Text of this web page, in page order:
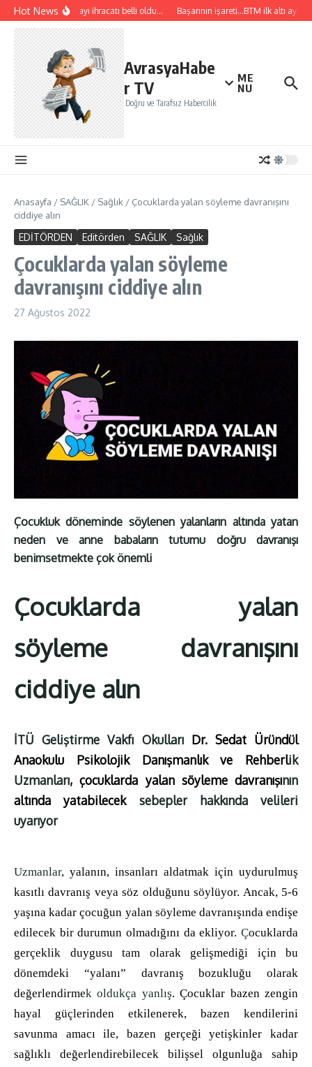
İçeriğe atla
Hot NewsTemmuz ayı ihracatı belli oldu… Başarının işareti…BTM ilk altı ayda
AvrasyaHabe
r TV
Doğru ve Tarafsız Habercilik
ME
NU
Anasayfa / SAĞLIK / Sağlık / Çocuklarda yalan söyleme davranışını
ciddiye alın
EDİTÖRDEN Editörden SAĞLIK Sağlık
Çocuklarda yalan söyleme
davranışını ciddiye alın
27 Ağustos 2022
Çocukluk döneminde söylenen yalanların altında yatan
neden ve anne babaların tutumu doğru davranışı
benimsetmekte çok önemli
Çocuklarda yalan
söyleme davranışını
ciddiye alın
İTÜ Geliştirme Vakfı Okulları Dr. Sedat Üründül
Anaokulu Psikolojik Danışmanlık ve Rehberlik
Uzmanları, çocuklarda yalan söyleme davranışının
altında yatabilecek sebepler hakkında velileri
uyarıyor
Uzmanlar, yalanın, insanları aldatmak için uydurulmuş
kasıtlı davranış veya söz olduğunu söylüyor. Ancak, 5-6
yaşına kadar çocuğun yalan söyleme davranışında endişe
edilecek bir durumun olmadığını da ekliyor. Çocuklarda
gerçeklik duygusu tam olarak gelişmediği için bu
dönemdeki “yalanı” davranış bozukluğu olarak
değerlendirmek oldukça yanlış. Çocuklar bazen zengin
hayal güçlerinden etkilenerek, bazen kendilerini
savunma amacı ile, bazen gerçeği yetişkinler kadar
sağlıklı değerlendirebilecek bilişsel olgunluğa sahip